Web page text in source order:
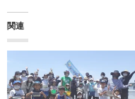
関連